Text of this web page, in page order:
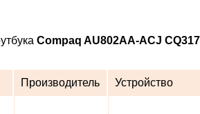
Compaq AU802AA-ACJ
Производитель Устройство